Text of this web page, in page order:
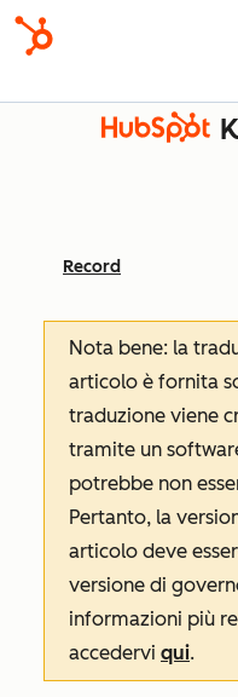
Record
Nota bene: la
articolo è fornita
traduzione viene
tramite un
potrebbe non
Pertanto, la
articolo deve
versione di
informazioni più
accedervi qui.